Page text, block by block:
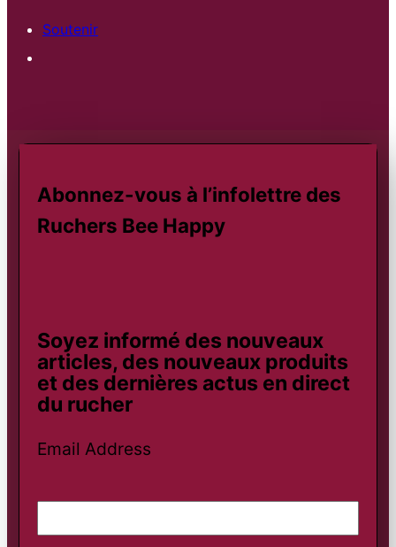
Soutenir
Abonnez-vous à l’infolettre des
Ruchers Bee Happy
Soyez informé des nouveaux
articles, des nouveaux produits
et des dernières actus en direct
du rucher
Email Address